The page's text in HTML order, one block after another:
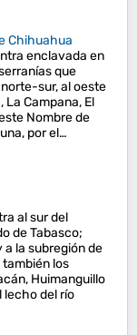
Chihuahua
enclavada en
que
sur, al oeste
Campana, El
Nombre de
por el…
al sur del
de Tabasco;
a la subregión de
los
Huimanguillo
lecho del río